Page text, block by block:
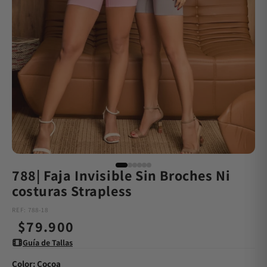
788| Faja Invisible Sin Broches Ni
costuras Strapless
REF: 788-18
Precio
habitual
$79.900
Guía de Tallas
Color:Cocoa